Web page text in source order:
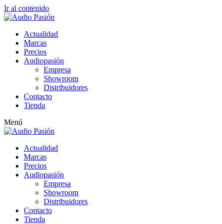
Ir al contenido
Actualidad
Marcas
Precios
Audiopasión
Empresa
Showroom
Distribuidores
Contacto
Tienda
Menú
Actualidad
Marcas
Precios
Audiopasión
Empresa
Showroom
Distribuidores
Contacto
Tienda